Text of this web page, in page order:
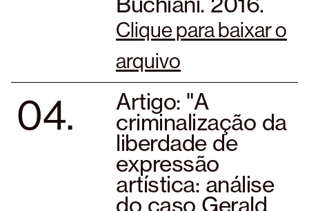
Clique para baixar o
arquivo
04. Artigo: "A
criminalização da
liberdade de
expressão
artística: análise
do caso Gerald